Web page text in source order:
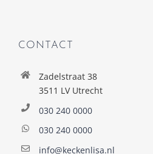
CONTACT
Zadelstraat 38
3511 LV Utrecht
030 240 0000
030 240 0000
info@keckenlisa.nl